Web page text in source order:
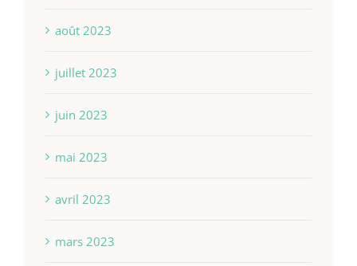
août 2023
juillet 2023
juin 2023
mai 2023
avril 2023
mars 2023